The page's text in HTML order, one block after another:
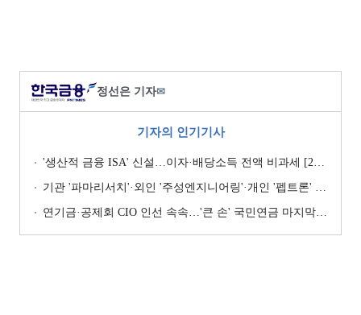
정선은 기자✉
기자의 인기기사
'생산적 금융 ISA' 신설…이자·배당소득 전액 비과세 [2026 세제개편안]
기관 '파마리서치'·외인 '주성엔지니어링'·개인 '펩트론' 1위 [주간 코스닥 순매수- 2026년 7월27일~7월31일]
연기금·공제회 CIO 인선 속속…'큰 손' 국민연금 마지막 타자